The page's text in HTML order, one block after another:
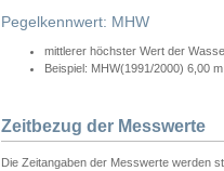
Pegelkennwert: MHW
mittlerer höchster Wert der
Beispiel: MHW(1991/2000) 6,00 m
Zeitbezug der Messwerte
Die Zeitangaben der Messwerte werden